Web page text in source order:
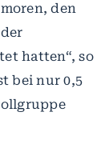
den
hatten“, so
bei nur 0,5